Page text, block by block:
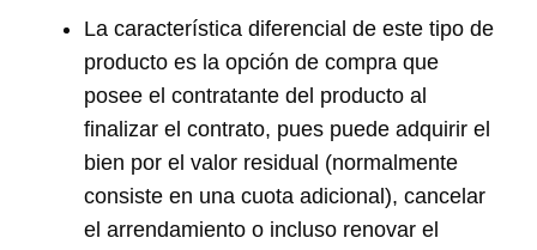
La característica diferencial de este tipo de
producto es la opción de compra que
posee el contratante del producto al
finalizar el contrato, pues puede adquirir el
bien por el valor residual (normalmente
consiste en una cuota adicional), cancelar
el arrendamiento o incluso renovar el